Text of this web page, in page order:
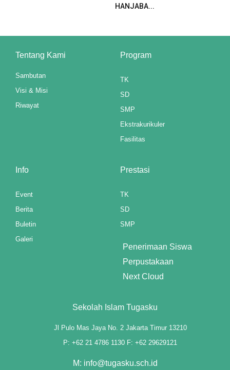
HANJABA...
Tentang Kami
Sambutan
Visi & Misi
Riwayat
Program
TK
SD
SMP
Ekstrakurikuler
Fasilitas
Info
Event
Berita
Buletin
Galeri
Prestasi
TK
SD
SMP
Penerimaan Siswa
Perpustakaan
Next Cloud
Sekolah Islam Tugasku
Jl Pulo Mas Jaya No. 2 Jakarta Timur 13210
P: +62 21 4786 1130 F: +62 29629121
M: info@tugasku.sch.id